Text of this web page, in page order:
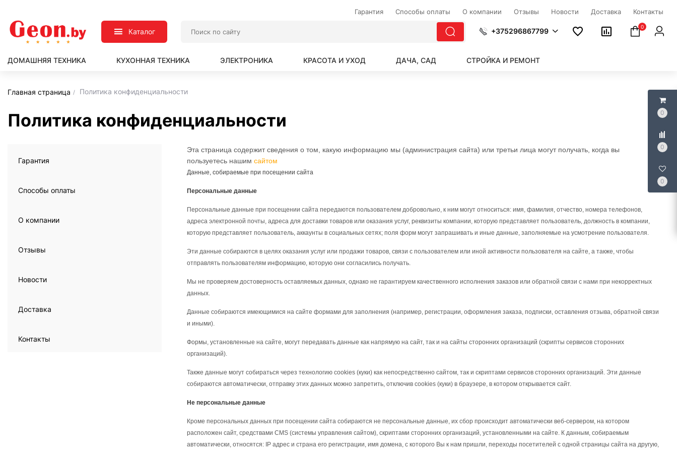
0
0
0
Гарантия Способы оплаты О компании Отзывы Новости Доставка Контакты
Каталог +375296867799
0
ДОМАШНЯЯ ТЕХНИКА КУХОННАЯ ТЕХНИКА ЭЛЕКТРОНИКА КРАСОТА И УХОД ДАЧА, САД СТРОЙКА И РЕМОНТ
Главная страница Политика конфиденциальности
Политика конфиденциальности
Гарантия
Способы оплаты
О компании
Отзывы
Новости
Доставка
Контакты
Эта страница содержит сведения о том, какую информацию мы (администрация сайта) или третьи лица могут получать, когда вы
пользуетесь нашим сайтом
Данные, собираемые при посещении сайта
Персональные данные
Персональные данные при посещении сайта передаются пользователем добровольно, к ним могут относиться: имя, фамилия, отчество, номера телефонов,
адреса электронной почты, адреса для доставки товаров или оказания услуг, реквизиты компании, которую представляет пользователь, должность в компании,
которую представляет пользователь, аккаунты в социальных сетях; поля форм могут запрашивать и иные данные, заполняемые на усмотрение пользователя.
Эти данные собираются в целях оказания услуг или продажи товаров, связи с пользователем или иной активности пользователя на сайте, а также, чтобы
отправлять пользователям информацию, которую они согласились получать.
Мы не проверяем достоверность оставляемых данных, однако не гарантируем качественного исполнения заказов или обратной связи с нами при некорректных
данных.
Данные собираются имеющимися на сайте формами для заполнения (например, регистрации, оформления заказа, подписки, оставления отзыва, обратной связи
и иными).
Формы, установленные на сайте, могут передавать данные как напрямую на сайт, так и на сайты сторонних организаций (скрипты сервисов сторонних
организаций).
Также данные могут собираться через технологию cookies (куки) как непосредственно сайтом, так и скриптами сервисов сторонних организаций. Эти данные
собираются автоматически, отправку этих данных можно запретить, отключив cookies (куки) в браузере, в котором открывается сайт.
Не персональные данные
Кроме персональных данных при посещении сайта собираются не персональные данные, их сбор происходит автоматически веб-сервером, на котором
расположен сайт, средствами CMS (системы управления сайтом), скриптами сторонних организаций, установленными на сайте. К данным, собираемым
автоматически, относятся: IP адрес и страна его регистрации, имя домена, с которого Вы к нам пришли, переходы посетителей с одной страницы сайта на другую,